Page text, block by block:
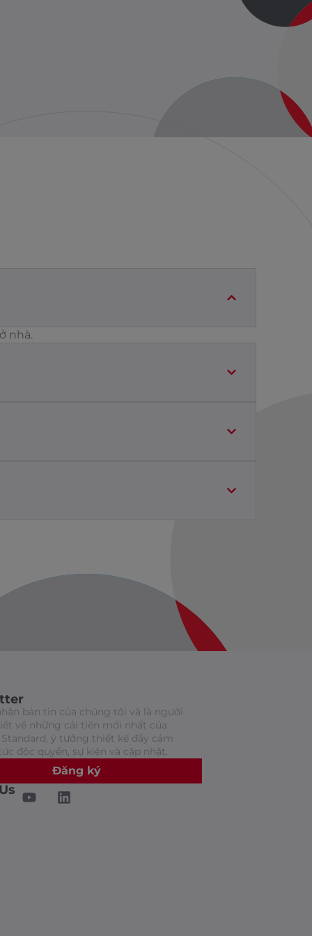
nhà.
bản tin của chúng tôi và là người
về những cải tiến mới nhất của
ý tưởng thiết kế đầy cảm
độc quyền, sự kiện và cập nhật.
Đăng ký